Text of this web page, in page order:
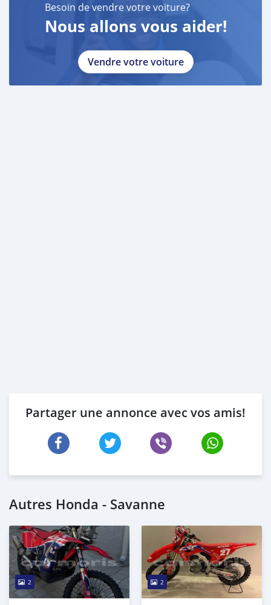
Besoin de vendre votre voiture?
Nous allons vous aider!
Vendre votre voiture
Partager une annonce avec vos amis!
Autres Honda - Savanne
2 2